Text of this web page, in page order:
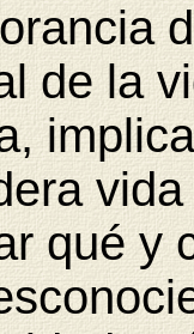
de la
qué y